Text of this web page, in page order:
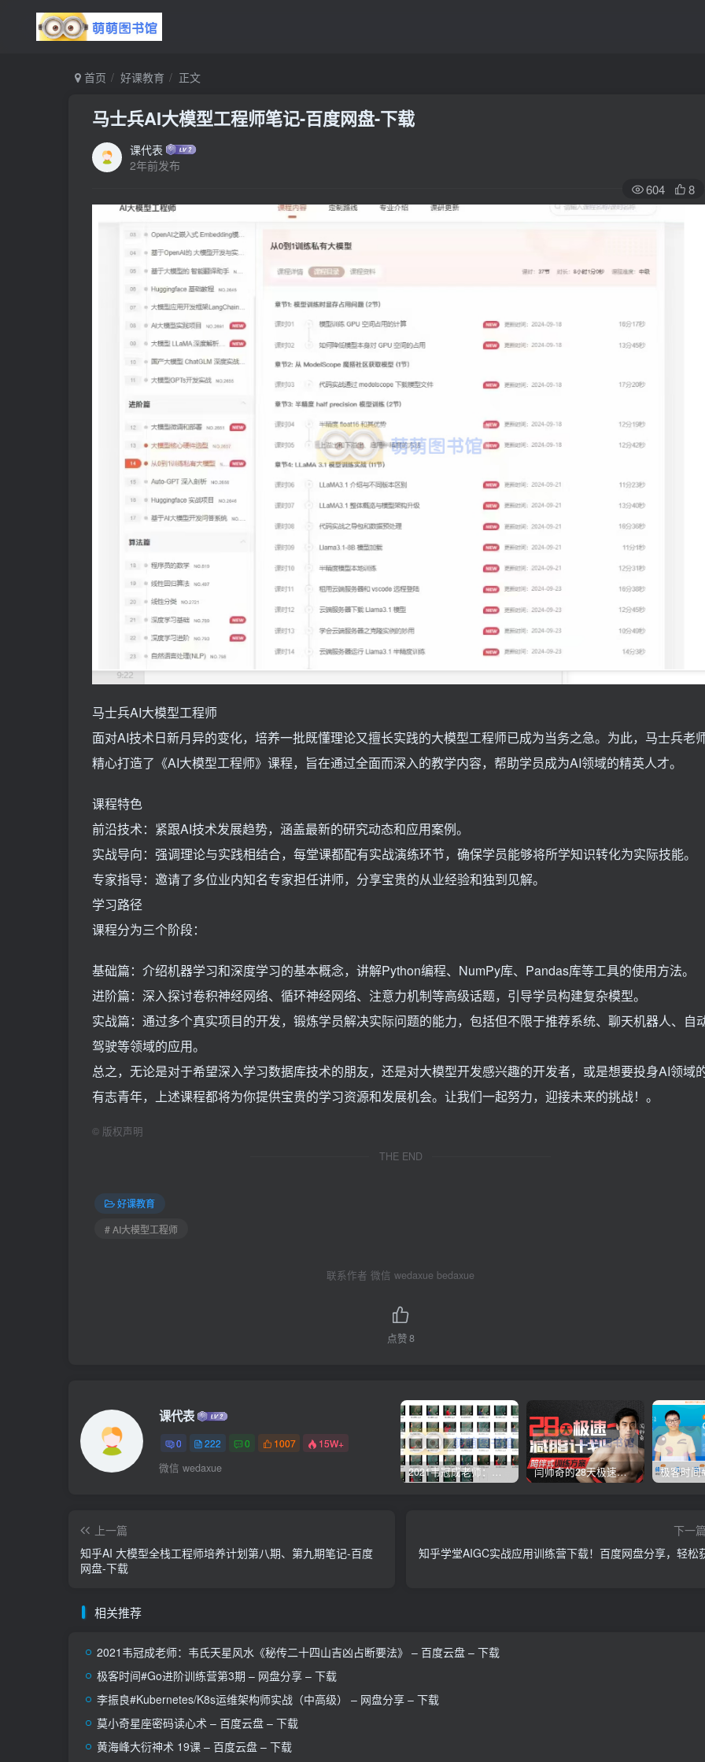
首页 好课教育 正文
马士兵AI大模型工程师笔记-百度网盘-下载
课代表
2年前发布
604 8
马士兵AI大模型工程师
面对AI技术日新月异的变化，培养一批既懂理论又擅长实践的大模型工程师已成为当务之急。为此，马士兵老
精心打造了《AI大模型工程师》课程，旨在通过全面而深入的教学内容，帮助学员成为AI领域的精英人才。
课程特色
前沿技术：紧跟AI技术发展趋势，涵盖最新的研究动态和应用案例。
实战导向：强调理论与实践相结合，每堂课都配有实战演练环节，确保学员能够将所学知识转化为实际技能。
专家指导：邀请了多位业内知名专家担任讲师，分享宝贵的从业经验和独到见解。
学习路径
课程分为三个阶段：
基础篇：介绍机器学习和深度学习的基本概念，讲解Python编程、NumPy库、Pandas库等工具的使用方法。
进阶篇：深入探讨卷积神经网络、循环神经网络、注意力机制等高级话题，引导学员构建复杂模型。
实战篇：通过多个真实项目的开发，锻炼学员解决实际问题的能力，包括但不限于推荐系统、聊天机器人、自
驾驶等领域的应用。
总之，无论是对于希望深入学习数据库技术的朋友，还是对大模型开发感兴趣的开发者，或是想要投身AI领域
有志青年，上述课程都将为你提供宝贵的学习资源和发展机会。让我们一起努力，迎接未来的挑战！。
© 版权声明
THE END
好课教育
# AI大模型工程师
联系作者 微信 wedaxue bedaxue
点赞8
课代表
0 222 0 1007 15W+
微信 wedaxue 2021韦冠成老师：韦氏天星风水《秘传二十四山吉凶占断要法》 – 百度云盘 – 下载 闫帅奇的28天极速减脂计划 – 网盘分享 – 下载
上一篇
知乎AI 大模型全栈工程师培养计划第八期、第九期笔记-百度
网盘-下载
下一
知乎学堂AIGC实战应用训练营下载！百度网盘分享，轻松
相关推荐
2021韦冠成老师：韦氏天星风水《秘传二十四山吉凶占断要法》 – 百度云盘 – 下载
极客时间#Go进阶训练营第3期 – 网盘分享 – 下载
李振良#Kubernetes/K8s运维架构师实战（中高级） – 网盘分享 – 下载
莫小奇星座密码读心术 – 百度云盘 – 下载
黄海峰大衍神术 19课 – 百度云盘 – 下载